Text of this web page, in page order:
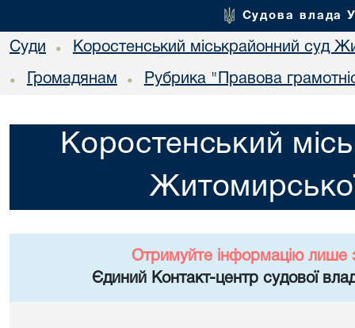
Судова влада
Суди • Коростенський міськрайонний суд
• Громадянам • Рубрика "Правова
Коростенський
Отримуйте інформацію лише
Єдиний Контакт-центр судової